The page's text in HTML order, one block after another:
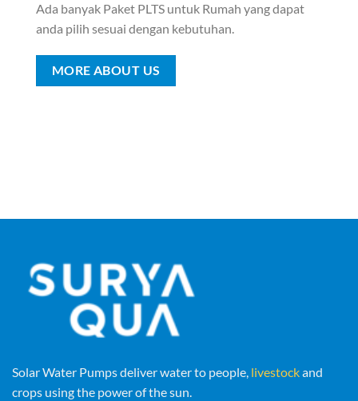
Ada banyak Paket PLTS untuk Rumah yang dapat
anda pilih sesuai dengan kebutuhan.
MORE ABOUT US
Solar Water Pumps deliver water to people, livestockand
crops using the power of the sun.